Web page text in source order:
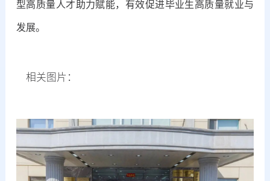
型高质量人才助力赋能，有效促进毕业生高质量就业与
发展。
相关图片：